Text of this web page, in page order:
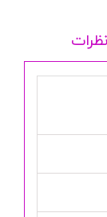
نظرات